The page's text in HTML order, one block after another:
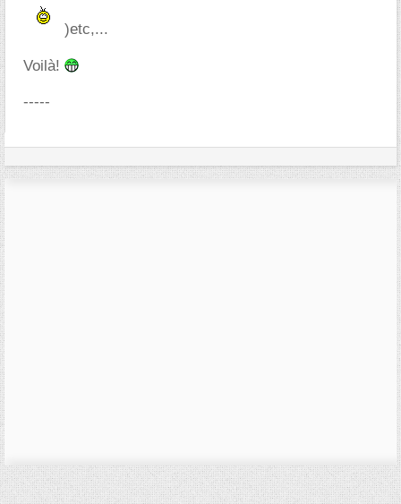
)etc,...
Voilà!
-----